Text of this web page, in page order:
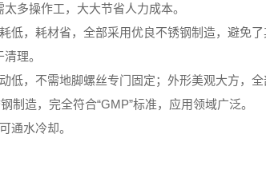
多操作工，大大节省人力成本。
耗低，耗材省，全部采用优良不锈钢制造，避免
理。
动低，不需地脚螺丝专门固定；外形美观大方，
制造，完全符合“GMP”标准，应用领域广泛。
通水冷却。